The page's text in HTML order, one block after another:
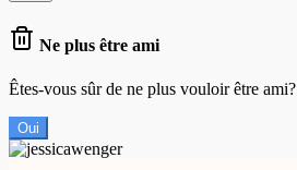
Ne plus être ami
Êtes-vous sûr de ne plus vouloir être ami?
Oui